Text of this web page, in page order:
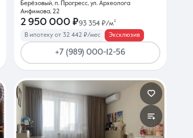
Берёзовый, п. Прогресс, ул. Археолога
Анфимова, 22
2 950 000 ₽93 354 ₽/м²
В ипотеку от 32 442 ₽/мес Эксклюзив
+7 (989) 000-12-56